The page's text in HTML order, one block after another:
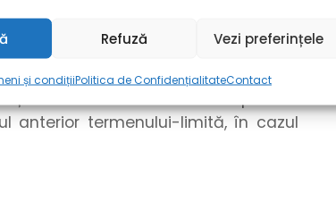
Refuză Vezi preferințele
și condițiiPolitica de ConfidențialitateContact
dar nu mai târziu de data de
parcursul perioadei de publicare a
de numărul candidaturilor primite.
anterior termenului-limită, în cazul